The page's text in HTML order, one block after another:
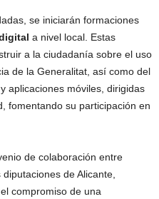
se iniciarán formaciones
a nivel local. Estas
a la ciudadanía sobre el uso
de la Generalitat, así como del
aplicaciones móviles, dirigidas
fomentando su participación en
de colaboración entre
de Alicante,
compromiso de una